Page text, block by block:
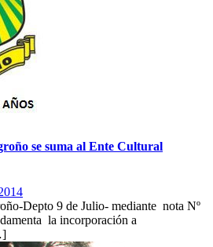
se suma al Ente Cultural
Depto 9 de Julio- mediante nota Nº
la incorporación a